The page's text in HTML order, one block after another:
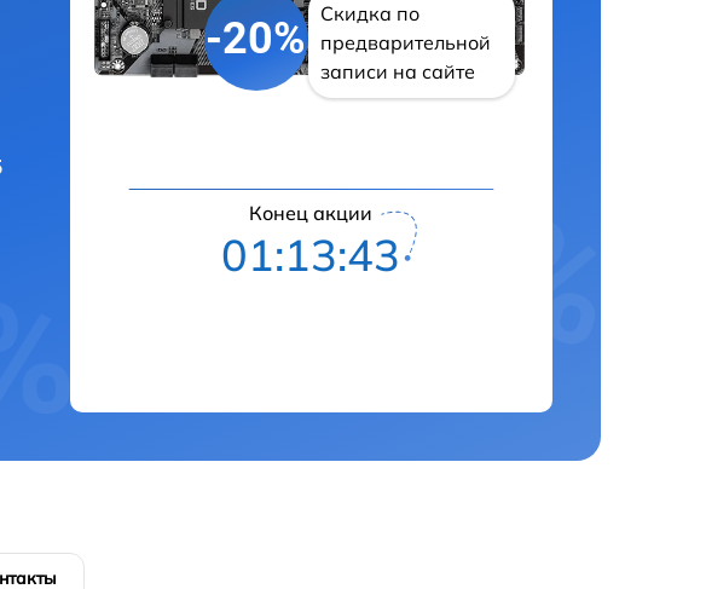
-20%
Скидка по
предварительной
записи на сайте
Конец акции
01:13:42